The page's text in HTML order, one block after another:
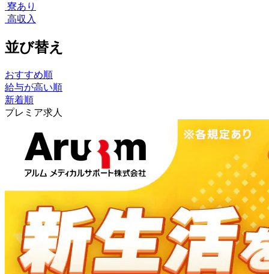
寮あり
高収入
並び替え
おすすめ順
給与が高い順
新着順
プレミア求人